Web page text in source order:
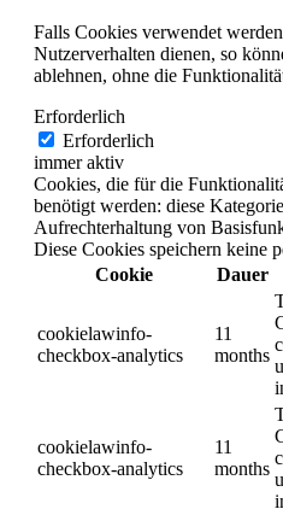
Falls Cookies verwendet
Nutzerverhalten dienen, so
ablehnen, ohne die
Erforderlich
Erforderlich
immer aktiv
Cookies, die für die
benötigt werden: diese
Aufrechterhaltung von
Diese Cookies speichern keine
Cookie
Dauer
cookielawinfo-
checkbox-analytics
11
months
cookielawinfo-
checkbox-analytics
11
months